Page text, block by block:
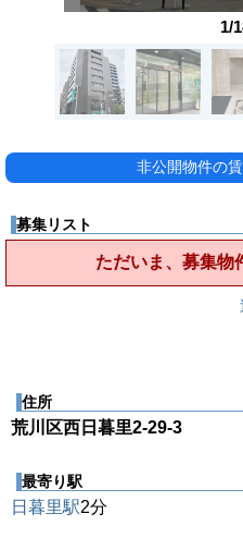
1/
非公開物件の
募集リスト
ただいま、募集物
住所
荒川区西日暮里2-29-3
最寄り駅
日暮里駅2分